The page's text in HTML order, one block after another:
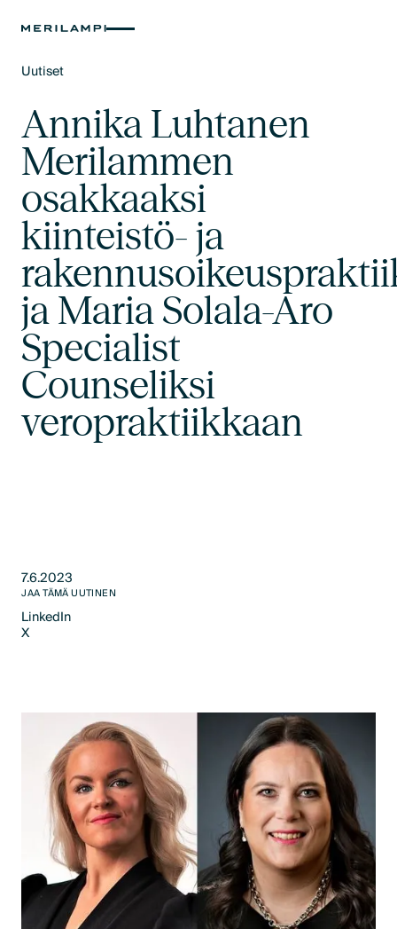
Uutiset
Annika Luhtanen
Merilammen
osakkaaksi
kiinteistö- ja
ja Maria Solala-Aro
Specialist
Counseliksi
veropraktiikkaan
7.6.2023
JAA TÄMÄ UUTINEN
LinkedIn
LinkedIn
X